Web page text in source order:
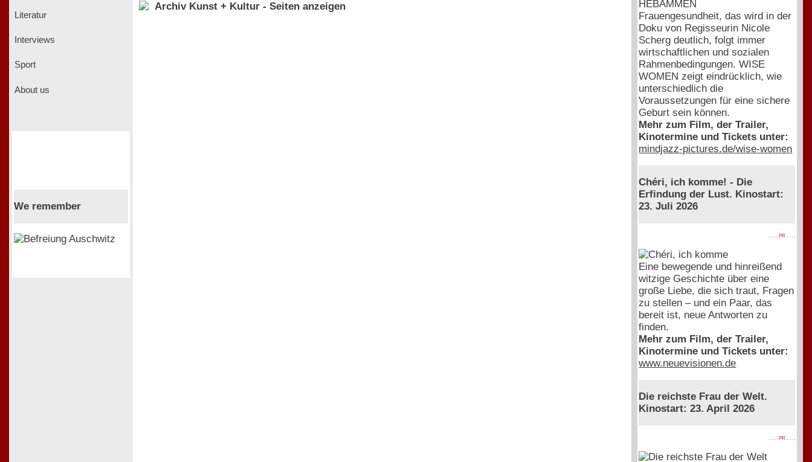
Literatur
Interviews
Sport
About us
We remember
Archiv Kunst + Kultur - Seiten anzeigen
Frauengesundheit, das wird in der
Doku von Regisseurin Nicole
Scherg deutlich, folgt immer
wirtschaftlichen und sozialen
Rahmenbedingungen. WISE
WOMEN zeigt eindrücklich, wie
unterschiedlich die
Voraussetzungen für eine sichere
Geburt sein können.
Mehr zum Film, der Trailer,
Kinotermine und Tickets unter:
mindjazz-pictures.de/wise-women
Chéri, ich komme! - Die
Erfindung der Lust. Kinostart:
23. Juli 2026
. . . . PR . . . .
Eine bewegende und hinreißend
witzige Geschichte über eine
große Liebe, die sich traut, Fragen
zu stellen – und ein Paar, das
bereit ist, neue Antworten zu
finden.
Mehr zum Film, der Trailer,
Kinotermine und Tickets unter:
www.neuevisionen.de
Die reichste Frau der Welt.
Kinostart: 23. April 2026
. . . . PR . . . .